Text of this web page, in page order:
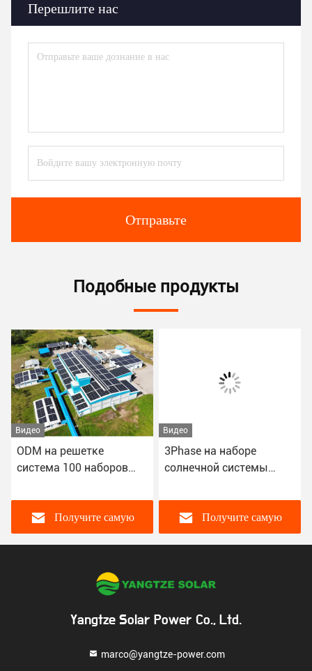
Перешлите нас
Отправьте
Подобные продукты
Видео
ODM на решетке
система 100 наборов
Получите самую
Видео
3Phase на наборе
солнечной системы
связи решетки 15kw
Получите самую
Yangtze Solar Power Co., Ltd.
marco@yangtze-power.com